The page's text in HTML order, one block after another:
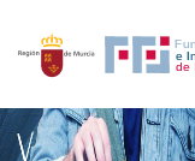
INICIO